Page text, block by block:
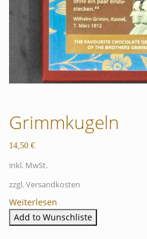
Grimmkugeln
14,50 €
inkl. MwSt.
zzgl. Versandkosten
Weiterlesen
Add to Wunschliste